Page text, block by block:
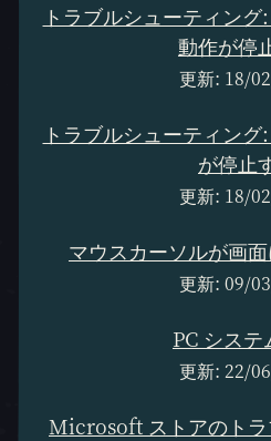
トラブルシューティン
動作が停
更新: 18/
トラブルシューティン
が停止
更新: 18/
マウスカーソルが画
更新: 09/
PC システ
更新: 22/
Microsoft ストアのトラ